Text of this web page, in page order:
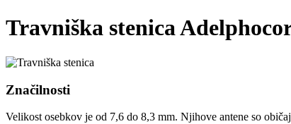
Travniška stenica
Značilnosti
Velikost osebkov je od 7,6 do 8,3 mm. Njihove antene so